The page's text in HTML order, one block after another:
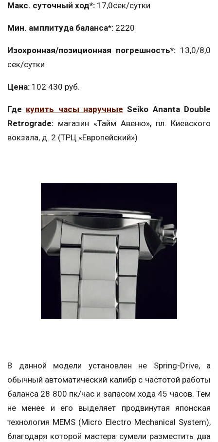
Макс. суточный ход*: 17,0сек/сутки
Мин. амплитуда баланса*: 2220
Изохронная/позиционная погрешность*: 13,0/8,0
сек/сутки
Цена: 102 430 руб.
Где купить часы наручные Seiko Ananta Double
Retrograde: магазин «Тайм Авеню», пл. Киевского
вокзала, д. 2 (ТРЦ «Европейский»)
В данной модели установлен не Spring-Drive, а
обычный автоматический калибр с частотой работы
баланса 28 800 пк/час и запасом хода 45 часов. Тем
не менее и его выделяет продвинутая японская
технология MEMS (Micro Electro Mechanical System),
благодаря которой мастера сумели разместить два